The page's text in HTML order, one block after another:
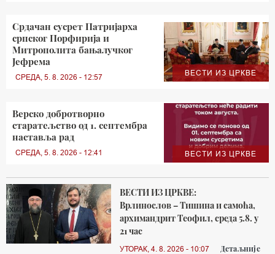
ВЕСТИ ИЗ ЦРКВЕ
Срдачан сусрет Патријарха
српског Порфирија и
Митрополита бањалучког
Јефрема
СРЕДА, 5. 8. 2026 - 12:57
ВЕСТИ ИЗ ЦРКВЕ
Верско добротворно
старатељство од 1. септембра
наставља рад
СРЕДА, 5. 8. 2026 - 12:41
ВЕСТИ ИЗ ЦРКВЕ:
Врлинослов – Тишина и самоћа,
архимандрит Теофил, среда 5.8. у
21 час
УТОРАК, 4. 8. 2026 - 10:07 Детаљније